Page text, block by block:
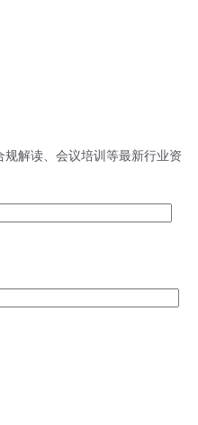
解读、会议培训等最新行业资